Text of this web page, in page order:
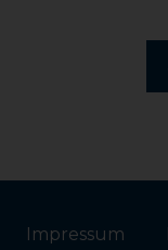
Impressum